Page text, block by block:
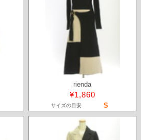
rienda
¥1,860
サイズの目安 S